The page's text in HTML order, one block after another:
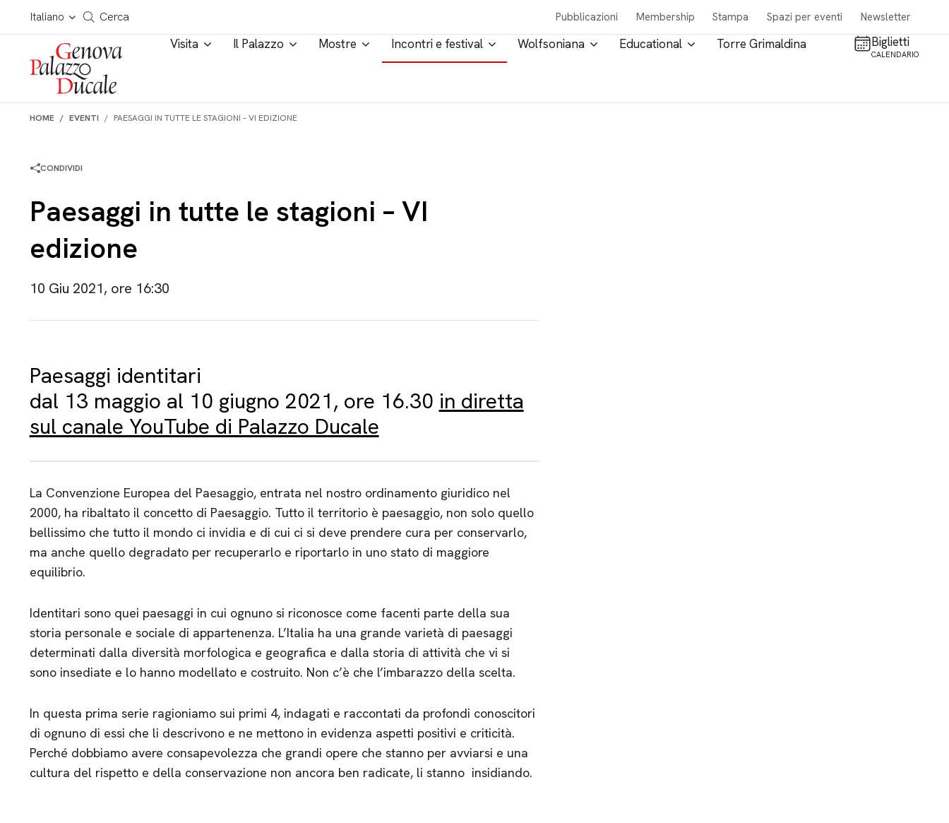
Salta al contenuto
Italiano
Cerca in tutto il sito
Cerca Pubblicazioni Membership Stampa Spazi per eventi Newsletter
Visita Il Palazzo Mostre Incontri e festival Wolfsoniana Educational Torre Grimaldina Biglietti
CALENDARIO
HOME EVENTI PAESAGGI IN TUTTE LE STAGIONI – VI EDIZIONE
CONDIVIDI
Paesaggi in tutte le stagioni – VI
edizione
10 Giu 2021, ore 16:30
Paesaggi identitari
dal 13 maggio al 10 giugno 2021, ore 16.30 in diretta
sul canale YouTube di Palazzo Ducale
La Convenzione Europea del Paesaggio, entrata nel nostro ordinamento giuridico nel
2000, ha ribaltato il concetto di Paesaggio. Tutto il territorio è paesaggio, non solo quello
bellissimo che tutto il mondo ci invidia e di cui ci si deve prendere cura per conservarlo,
ma anche quello degradato per recuperarlo e riportarlo in uno stato di maggiore
equilibrio.
Identitari sono quei paesaggi in cui ognuno si riconosce come facenti parte della sua
storia personale e sociale di appartenenza. L’Italia ha una grande varietà di paesaggi
determinati dalla diversità morfologica e geografica e dalla storia di attività che vi si
sono insediate e lo hanno modellato e costruito. Non c’è che l’imbarazzo della scelta.
In questa prima serie ragioniamo sui primi 4, indagati e raccontati da profondi conoscitori
di ognuno di essi che li descrivono e ne mettono in evidenza aspetti positivi e criticità.
Perché dobbiamo avere consapevolezza che grandi opere che stanno per avviarsi e una
cultura del rispetto e della conservazione non ancora ben radicate, li stanno insidiando.